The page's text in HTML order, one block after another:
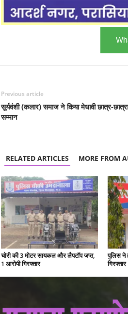
Previous article
सूर्यवंशी (कलार) समाज ने किया मेधावी छात्र-
सम्मान
RELATED ARTICLES MORE FROM
चोरी की 3 मोटर सायकल और लैपटॉप जप्त,
1 आरोपी गिरफ्तार
पुलिस ने
गिरफ्तार